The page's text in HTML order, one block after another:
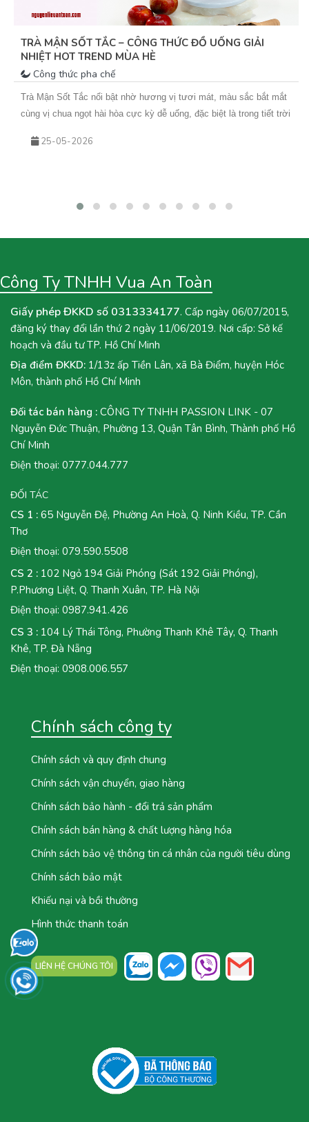
TRÀ MẬN SỐT TẮC – CÔNG THỨC ĐỒ UỐNG GIẢI
NHIỆT HOT TREND MÙA HÈ
Công thức pha chế
Trà Mận Sốt Tắc nổi bật nhờ hương vị tươi mát, màu sắc bắt mắt
cùng vị chua ngọt hài hòa cực kỳ dễ uống, đặc biệt là trong tiết trời
đậm vị và sốt tắc chua thanh giúp món nước này không chỉ giải
Toàn khám phá ngay công thức Trà Mận Sốt Tắc dưới đây nhé!
25-05-2026
Công Ty TNHH Vua An Toàn
Giấy phép ĐKKD số 0313334177. Cấp ngày 06/07/2015,
đăng ký thay đổi lần thứ 2 ngày 11/06/2019. Nơi cấp: Sở kế
hoạch và đầu tư TP. Hồ Chí Minh
Địa điểm ĐKKD: 1/13z ấp Tiền Lân, xã Bà Điểm, huyện Hóc
Môn, thành phố Hồ Chí Minh
Đối tác bán hàng : CÔNG TY TNHH PASSION LINK - 07
Nguyễn Đức Thuận, Phường 13, Quận Tân Bình, Thành phố Hồ
Chí Minh
Điện thoại: 0777.044.777
ĐỐI TÁC
CS 1 : 65 Nguyễn Đệ, Phường An Hoà, Q. Ninh Kiều, TP. Cần
Thơ
Điện thoại: 079.590.5508
CS 2 : 102 Ngỏ 194 Giải Phóng (Sát 192 Giải Phóng),
P.Phương Liệt, Q. Thanh Xuân, TP. Hà Nội
Điện thoại: 0987.941.426
CS 3 : 104 Lý Thái Tông, Phường Thanh Khê Tây, Q. Thanh
Khê, TP. Đà Nẵng
Điện thoại: 0908.006.557
Chính sách công ty
Chính sách và quy định chung
Chính sách vận chuyển, giao hàng
Chính sách bảo hành - đổi trả sản phẩm
Chính sách bán hàng & chất lượng hàng hóa
Chính sách bảo vệ thông tin cá nhân của người tiêu dùng
Chính sách bảo mật
Khiếu nại và bồi thường
Hình thức thanh toán
LIÊN HỆ CHÚNG TÔI